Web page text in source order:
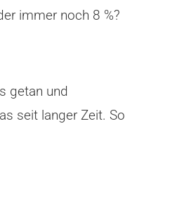
immer noch 8 %?
getan und
seit langer Zeit. So